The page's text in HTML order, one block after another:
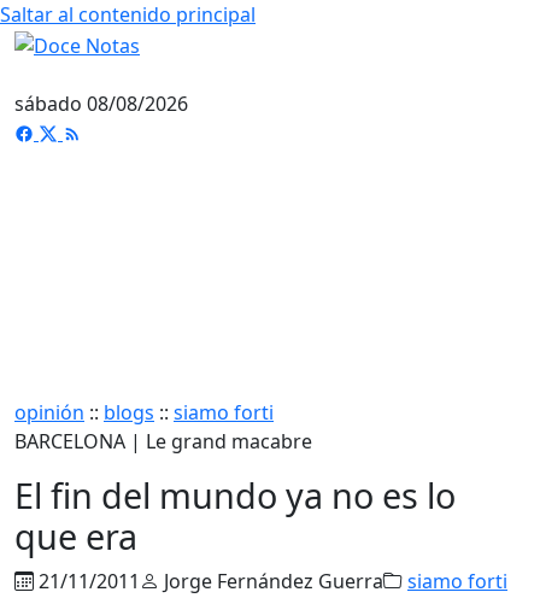
Saltar al contenido principal
sábado 08/08/2026
opinión :: blogs :: siamo forti
BARCELONA | Le grand macabre
El fin del mundo ya no es lo
que era
21/11/2011 Jorge Fernández Guerra siamo forti